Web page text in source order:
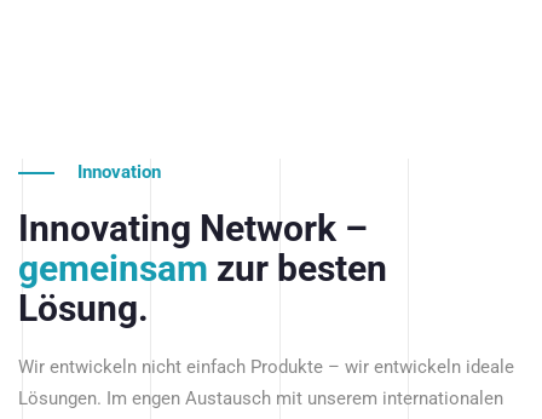
Innovation
Innovating Network –
gemeinsam zur besten
Lösung.
Wir entwickeln nicht einfach Produkte – wir entwickeln ideale
Lösungen. Im engen Austausch mit unserem internationalen